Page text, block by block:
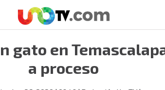
gato en
a proceso